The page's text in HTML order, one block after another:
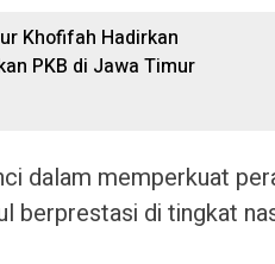
Khofifah Hadirkan
PKB di Jawa Timur
dalam memperkuat
berprestasi di tingkat